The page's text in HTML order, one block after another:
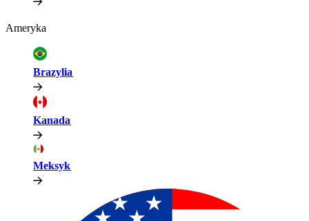
Ameryka​​
Brazylia​​
Kanada​​
Meksyk​​